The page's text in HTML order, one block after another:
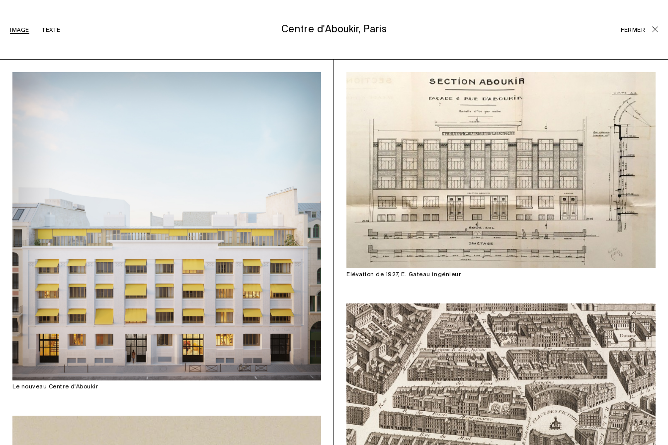
IMAGE TEXTE Centre d'Aboukir, Paris FERMER
Le nouveau Centre d'Aboukir
Elévation de 1927, E. Gateau ingénieur